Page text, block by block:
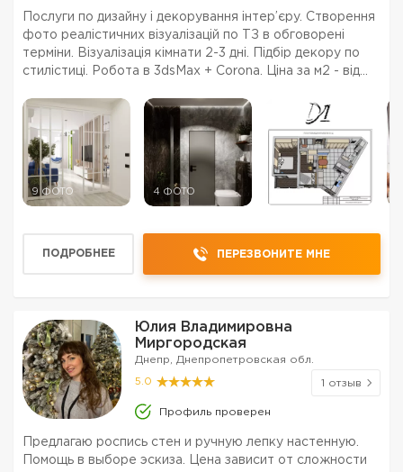
Послуги по дизайну і декорування інтер’єру. Створення
фото реалістичних візуалізацій по ТЗ в обговорені
терміни. Візуалізація кімнати 2-3 дні. Підбір декору по
стилістиці. Робота в 3dsMax + Corona. Ціна за м2 - від
9 ФОТО 4 ФОТО 6 ФОТО
ПОДРОБНЕЕ ПЕРЕЗВОНИТЕ МНЕ
Юлия Владимировна
Миргородская
Днепр, Днепропетровская обл.
5.0 1 отзыв
Профиль проверен
Предлагаю роспись стен и ручную лепку настенную.
Помощь в выборе эскиза. Цена зависит от сложности